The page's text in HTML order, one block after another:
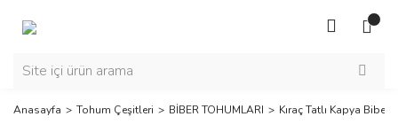
Anasayfa Tohum Çeşitleri BİBER TOHUMLARI Kıraç Tatlı Kapya